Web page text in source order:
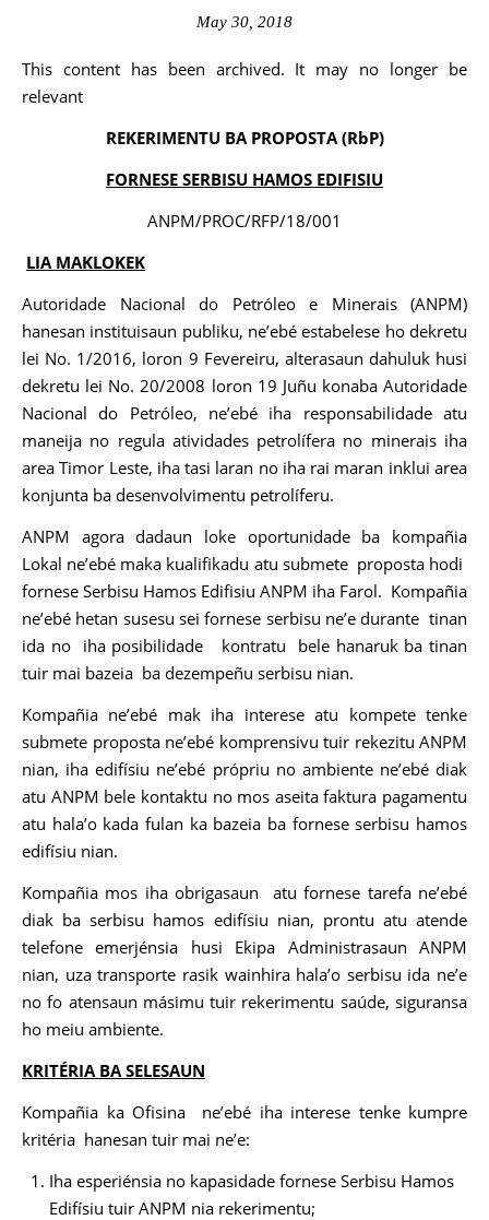
May 30, 2018
This content has been archived. It may no longer be
relevant
REKERIMENTU BA PROPOSTA (RbP)
FORNESE SERBISU HAMOS EDIFISIU
ANPM/PROC/RFP/18/001
LIA MAKLOKEK
Autoridade Nacional do Petróleo e Minerais (ANPM)
hanesan instituisaun publiku, ne’ebé estabelese ho dekretu
lei No. 1/2016, loron 9 Fevereiru, alterasaun dahuluk husi
dekretu lei No. 20/2008 loron 19 Juñu konaba Autoridade
Nacional do Petróleo, ne’ebé iha responsabilidade atu
maneija no regula atividades petrolífera no minerais iha
area Timor Leste, iha tasi laran no iha rai maran inklui area
konjunta ba desenvolvimentu petrolíferu.
ANPM agora dadaun loke oportunidade ba kompañia
Lokal ne’ebé maka kualifikadu atu submete proposta hodi
fornese Serbisu Hamos Edifisiu ANPM iha Farol. Kompañia
ne’ebé hetan susesu sei fornese serbisu ne’e durante tinan
ida no iha posibilidade kontratu bele hanaruk ba tinan
tuir mai bazeia ba dezempeñu serbisu nian.
Kompañia ne’ebé mak iha interese atu kompete tenke
submete proposta ne’ebé komprensivu tuir rekezitu ANPM
nian, iha edifísiu ne’ebé própriu no ambiente ne’ebé diak
atu ANPM bele kontaktu no mos aseita faktura pagamentu
atu hala’o kada fulan ka bazeia ba fornese serbisu hamos
edifísiu nian.
Kompañia mos iha obrigasaun atu fornese tarefa ne’ebé
diak ba serbisu hamos edifísiu nian, prontu atu atende
telefone emerjénsia husi Ekipa Administrasaun ANPM
nian, uza transporte rasik wainhira hala’o serbisu ida ne’e
no fo atensaun másimu tuir rekerimentu saúde, siguransa
ho meiu ambiente.
KRITÉRIA BA SELESAUN
Kompañia ka Ofisina ne’ebé iha interese tenke kumpre
kritéria hanesan tuir mai ne’e:
Iha esperiénsia no kapasidade fornese Serbisu Hamos
Edifísiu tuir ANPM nia rekerimentu;